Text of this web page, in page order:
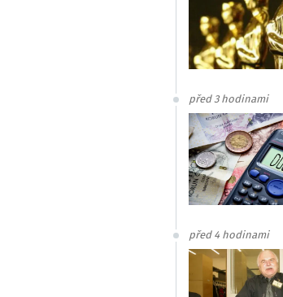
před 3 hodinami
před 4 hodinami